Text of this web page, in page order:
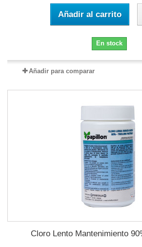
Añadir al carrito
En stock
Añadir para comparar
Cloro Lento Mantenimiento